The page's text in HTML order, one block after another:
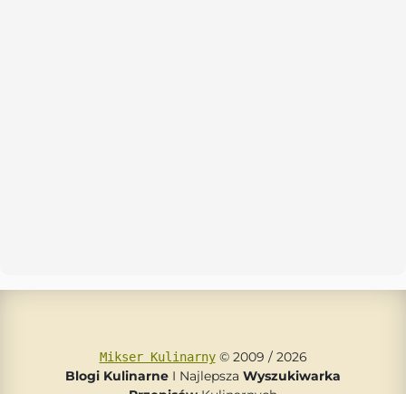
Mikser Kulinarny© 2009 / 2026
Blogi Kulinarne I Najlepsza Wyszukiwarka